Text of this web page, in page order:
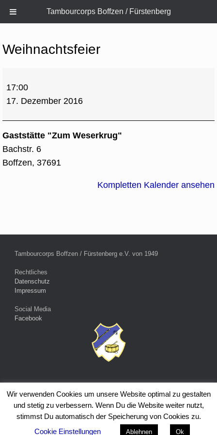
Tambourcorps Boffzen / Fürstenberg
springen
Weihnachtsfeier
17:00
17. Dezember 2016
Gaststätte "Zum Weserkrug"
Bachstr. 6
Boffzen, 37691
Kompletten Kalender ansehen
Tambourcorps Boffzen / Fürstenberg e.V. von 1949
Rechtliches
Datenschutz
Impressum
Social Media
Facebook
© 2026 Tambourcorps Boffzen / Fürstenberg e.V. von 1949 - Alle
Rechte vorbehalten
Ein Theme von SiteOrigin
Wir verwenden Cookies um unsere Website optimal zu gestalten
und stetig zu verbessern. Wenn Du die Website weiter nutzt,
stimmst Du automatisch der Speicherung von Cookies zu.
Cookie Einstellungen
Ablehnen Ok